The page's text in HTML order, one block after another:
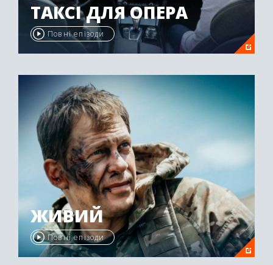
ТАКСІ ДЛЯ ОПЕРА
Повні епізоди
ЖИВИЙ
Повні епізоди